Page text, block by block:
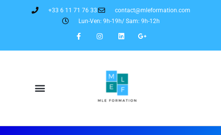
+33 6 11 71 76 33
contact@mleformation.com
Lun-Ven: 9h-19h/ Sam: 9h-12h